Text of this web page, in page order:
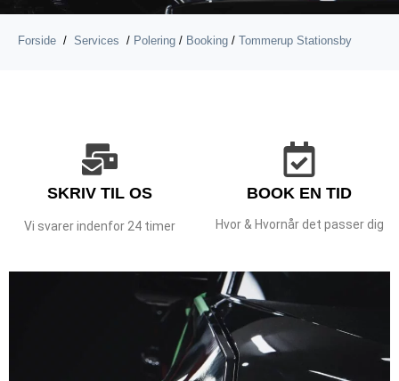
Forside / Services / Polering / Booking / Tommerup Stationsby
SKRIV TIL OS
Vi svarer indenfor 24 timer
BOOK EN TID
Hvor & Hvornår det passer dig